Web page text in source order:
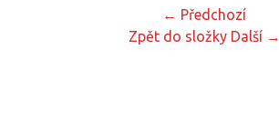
← Předchozí
Zpět do složky Další →